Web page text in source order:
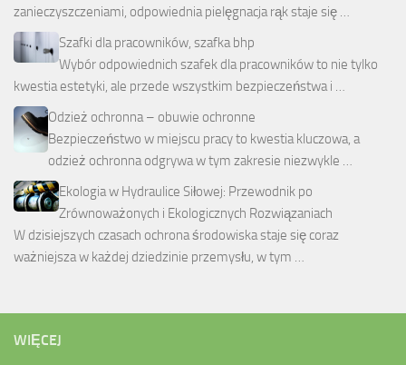
zanieczyszczeniami, odpowiednia pielęgnacja rąk staje się …
Szafki dla pracowników, szafka bhp
Wybór odpowiednich szafek dla pracowników to nie tylko
kwestia estetyki, ale przede wszystkim bezpieczeństwa i …
Odzież ochronna – obuwie ochronne
Bezpieczeństwo w miejscu pracy to kwestia kluczowa, a
odzież ochronna odgrywa w tym zakresie niezwykle …
Ekologia w Hydraulice Siłowej: Przewodnik po
Zrównoważonych i Ekologicznych Rozwiązaniach
W dzisiejszych czasach ochrona środowiska staje się coraz
ważniejsza w każdej dziedzinie przemysłu, w tym …
WIĘCEJ